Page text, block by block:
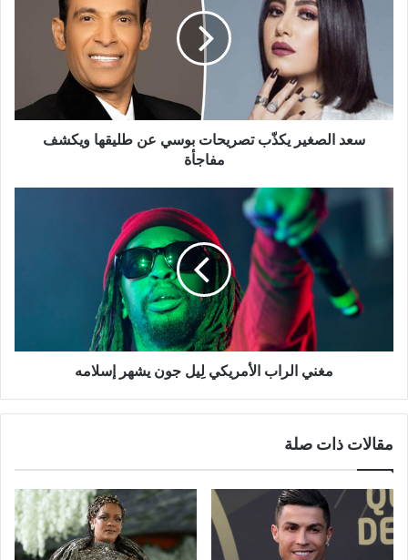
تصريحات
بوسي
طليقها
ويكشف
مفاجأة
سعد الصغير يكذّب تصريحات بوسي عن طليقها ويكشف
مفاجأة
الأمريكي
لِيل
إسلامه
مغني الراب الأمريكي لِيل جون يشهر إسلامه
مقالات ذات صلة